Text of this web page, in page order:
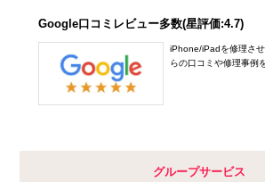
Google口コミレビュー多数(星評価:4.7)
iPhone/iPadを修理さ
らの口コミや修理事例
グループサービス